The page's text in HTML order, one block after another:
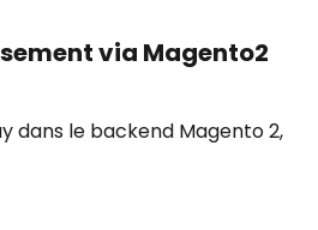
via Magento2
dans le backend Magento 2,